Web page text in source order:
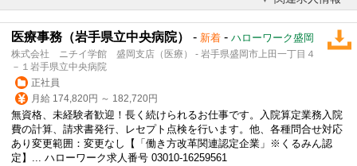
医療事務（岩手県立中央病院） - 新着 - ハローワーク盛岡
株式会社 ニチイ学館 盛岡支店（医療） - 岩手県盛岡市上田一丁目４
－１岩手県立中央病院
正社員
月給 174,820円 ～ 182,720円
無資格、未経験者歓迎！長く続けられるお仕事です。入院算定業務入院
費の計算、請求書発行、レセプト点検を行います。他、各種問合せ対応
あり変更範囲：変更なし【「働き方改革関連認定企業」※くるみん認
定】... ハローワーク求人番号 03010-16259561